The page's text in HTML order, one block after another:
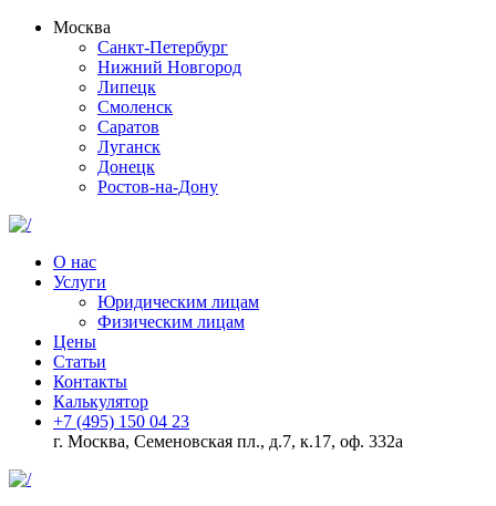
Москва
Санкт-Петербург
Нижний Новгород
Липецк
Смоленск
Саратов
Луганск
Донецк
Ростов-на-Дону
О нас
Услуги
Юридическим лицам
Физическим лицам
Цены
Статьи
Контакты
Калькулятор
+7 (495) 150 04 23
г. Москва, Семеновская пл., д.7, к.17, оф. 332а